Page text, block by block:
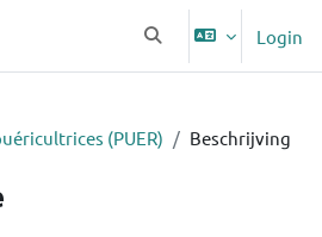
Schakel zoek invoer
Login
(PUER) Beschrijving